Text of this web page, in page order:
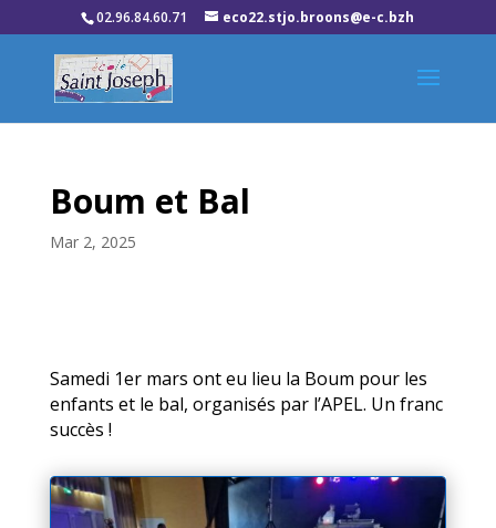
02.96.84.60.71 eco22.stjo.broons@e-c.bzh
Boum et Bal
Mar 2, 2025
Samedi 1er mars ont eu lieu la Boum pour les
enfants et le bal, organisés par l’APEL. Un franc
succès !